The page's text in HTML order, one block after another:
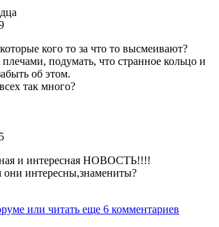
кого то за что то высмеивают?
подумать, что странное кольцо и
об этом.
так много?
и интересная НОВОСТЬ!!!!
они интересны,знамениты?
или читать еще 6 комментариев